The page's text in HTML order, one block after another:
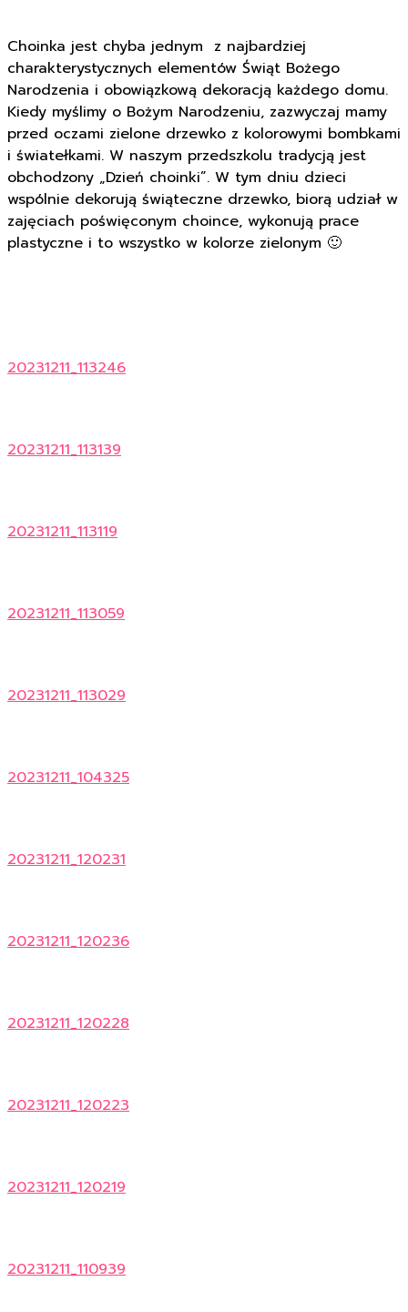
Choinka jest chyba jednym z najbardziej
charakterystycznych elementów Świąt Bożego
Narodzenia i obowiązkową dekoracją każdego domu.
Kiedy myślimy o Bożym Narodzeniu, zazwyczaj mamy
przed oczami zielone drzewko z kolorowymi bombkami
i światełkami. W naszym przedszkolu tradycją jest
obchodzony „Dzień choinki”. W tym dniu dzieci
wspólnie dekorują świąteczne drzewko, biorą udział w
zajęciach poświęconym choince, wykonują prace
plastyczne i to wszystko w kolorze zielonym 🙂
20231211_113246
20231211_113139
20231211_113119
20231211_113059
20231211_113029
20231211_104325
20231211_120231
20231211_120236
20231211_120228
20231211_120223
20231211_120219
20231211_110939